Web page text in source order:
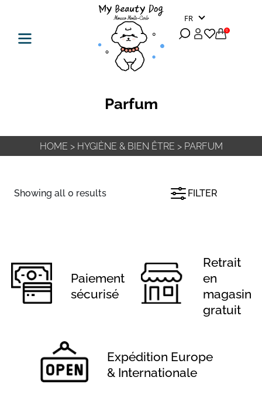
0
FR
Parfum
HOME > HYGIÈNE & BIEN ÊTRE > PARFUM
Showing all 0 results FILTER
Paiement
sécurisé
Retrait
en
magasin
gratuit
Expédition Europe
& Internationale